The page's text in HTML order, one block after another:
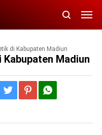
di Kabupaten Madiun
Madiun